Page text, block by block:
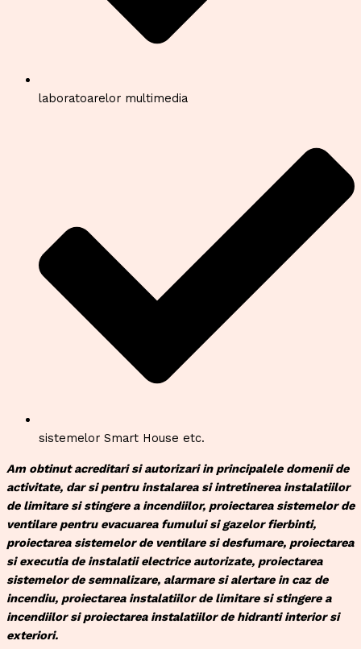
laboratoarelor multimedia
sistemelor Smart House etc.
Am obtinut acreditari si autorizari in principalele domenii de
activitate, dar si pentru instalarea si intretinerea instalatiilor
de limitare si stingere a incendiilor, proiectarea sistemelor de
ventilare pentru evacuarea fumului si gazelor fierbinti,
proiectarea sistemelor de ventilare si desfumare, proiectarea
si executia de instalatii electrice autorizate, proiectarea
sistemelor de semnalizare, alarmare si alertare in caz de
incendiu, proiectarea instalatiilor de limitare si stingere a
incendiilor si proiectarea instalatiilor de hidranti interior si
exteriori.